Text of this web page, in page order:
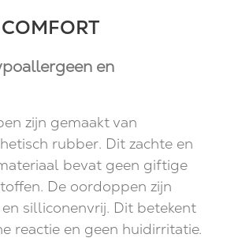
en
zijn gemaakt van
rubber. Dit zachte en
bevat geen giftige
De oordoppen zijn
silliconenvrij. Dit betekent
reactie en geen huidirritatie.